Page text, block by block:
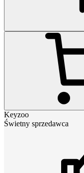
Keyzoo
Świetny sprzedawca